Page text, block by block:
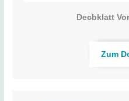
Decbklatt
Zum